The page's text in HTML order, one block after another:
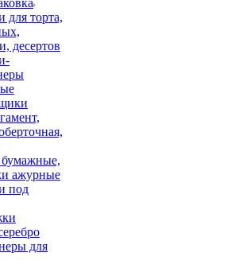
для торта,
десертов
ажурные
под
для